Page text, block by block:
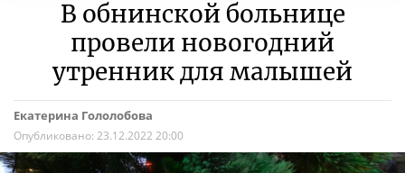
В обнинской больнице
провели новогодний
утренник для малышей
Екатерина Гололобова
Опубликовано: 23.12.2022 20:00